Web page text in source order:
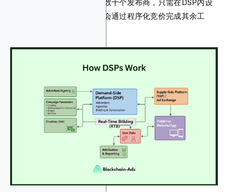
源的软件。您无需手动联系数十个发布商，只需在DSP内设
置受众、预算和创意，平台会通过程序化竞价完成其余工